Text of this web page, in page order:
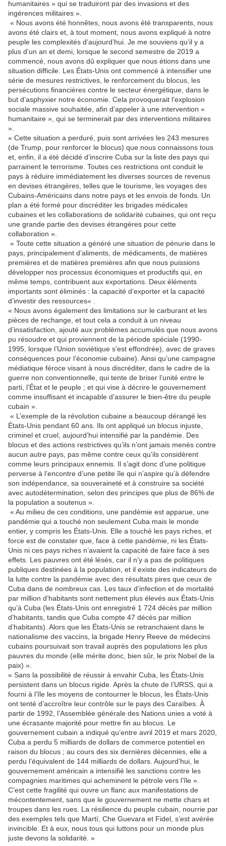
humanitaires » qui se traduiront par des invasions et des
ingérences militaires ».
« Nous avons été honnêtes, nous avons été transparents, nous
avons été clairs et, à tout moment, nous avons expliqué à notre
peuple les complexités d’aujourd’hui. Je me souviens qu’il y a
plus d’un an et demi, lorsque le second semestre de 2019 a
commencé, nous avons dû expliquer que nous étions dans une
situation difficile. Les États-Unis ont commencé à intensifier une
série de mesures restrictives, le renforcement du blocus, les
persécutions financières contre le secteur énergétique, dans le
but d’asphyxier notre économie. Cela provoquerait l’explosion
sociale massive souhaitée, afin d’appeler à une intervention «
humanitaire », qui se terminerait par des interventions militaires
».
« Cette situation a perduré, puis sont arrivées les 243 mesures
(de Trump, pour renforcer le blocus) que nous connaissons tous
et, enfin, il a été décidé d’inscrire Cuba sur la liste des pays qui
parrainent le terrorisme. Toutes ces restrictions ont conduit le
pays à réduire immédiatement les diverses sources de revenus
en devises étrangères, telles que le tourisme, les voyages des
Cubains-Américains dans notre pays et les envois de fonds. Un
plan a été formé pour discréditer les brigades médicales
cubaines et les collaborations de solidarité cubaines, qui ont reçu
une grande partie des devises étrangères pour cette
collaboration ».
« Toute cette situation a généré une situation de pénurie dans le
pays, principalement d’aliments, de médicaments, de matières
premières et de matières premières afin que nous puissions
développer nos processus économiques et productifs qui, en
même temps, contribuent aux exportations. Deux éléments
importants sont éliminés : la capacité d’exporter et la capacité
d’investir des ressources« .
« Nous avons également des limitations sur le carburant et les
pièces de rechange, et tout cela a conduit à un niveau
d’insatisfaction, ajouté aux problèmes accumulés que nous avons
pu résoudre et qui proviennent de la période spéciale (1990-
1995, lorsque l’Union soviétique s’est effondrée), avec de graves
conséquences pour l’économie cubaine). Ainsi qu’une campagne
médiatique féroce visant à nous discréditer, dans le cadre de la
guerre non conventionnelle, qui tente de briser l’unité entre le
parti, l’État et le peuple ; et qui vise à décrire le gouvernement
comme insuffisant et incapable d’assurer le bien-être du peuple
cubain ».
« L’exemple de la révolution cubaine a beaucoup dérangé les
États-Unis pendant 60 ans. Ils ont appliqué un blocus injuste,
criminel et cruel, aujourd’hui intensifié par la pandémie. Des
blocus et des actions restrictives qu’ils n’ont jamais menés contre
aucun autre pays, pas même contre ceux qu’ils considèrent
comme leurs principaux ennemis. Il s’agit donc d’une politique
perverse à l’encontre d’une petite île qui n’aspire qu’à défendre
son indépendance, sa souveraineté et à construire sa société
avec autodétermination, selon des principes que plus de 86% de
la population a soutenus ».
« Au milieu de ces conditions, une pandémie est apparue, une
pandémie qui a touché non seulement Cuba mais le monde
entier, y compris les États-Unis. Elle a touché les pays riches, et
force est de constater que, face à cette pandémie, ni les États-
Unis ni ces pays riches n’avaient la capacité de faire face à ses
effets. Les pauvres ont été lésés, car il n’y a pas de politiques
publiques destinées à la population, et il existe des indicateurs de
la lutte contre la pandémie avec des résultats pires que ceux de
Cuba dans de nombreux cas. Les taux d’infection et de mortalité
par million d’habitants sont nettement plus élevés aux États-Unis
qu’à Cuba (les États-Unis ont enregistré 1 724 décès par million
d’habitants, tandis que Cuba compte 47 décès par million
d’habitants). Alors que les États-Unis se retranchaient dans le
nationalisme des vaccins, la brigade Henry Reeve de médecins
cubains poursuivait son travail auprès des populations les plus
pauvres du monde (elle mérite donc, bien sûr, le prix Nobel de la
paix) ».
« Sans la possibilité de réussir à envahir Cuba, les États-Unis
persistent dans un blocus rigide. Après la chute de l’URSS, qui a
fourni à l’île les moyens de contourner le blocus, les États-Unis
ont tenté d’accroître leur contrôle sur le pays des Caraïbes. À
partir de 1992, l’Assemblée générale des Nations unies a voté à
une écrasante majorité pour mettre fin au blocus. Le
gouvernement cubain a indiqué qu’entre avril 2019 et mars 2020,
Cuba a perdu 5 milliards de dollars de commerce potentiel en
raison du blocus ; au cours des six dernières décennies, elle a
perdu l’équivalent de 144 milliards de dollars. Aujourd’hui, le
gouvernement américain a intensifié les sanctions contre les
compagnies maritimes qui acheminent le pétrole vers l’île ».
C’est cette fragilité qui ouvre un flanc aux manifestations de
mécontentement, sans que le gouvernement ne mette chars et
troupes dans les rues. La résilience du peuple cubain, nourrie par
des exemples tels que Martí, Che Guevara et Fidel, s’est avérée
invincible. Et à eux, nous tous qui luttons pour un monde plus
juste devons la solidarité. »